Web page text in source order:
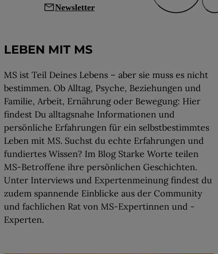
mailNewsletter
LEBEN MIT MS
MS ist Teil Deines Lebens – aber sie muss es nicht
bestimmen. Ob Alltag, Psyche, Beziehungen und
Familie, Arbeit, Ernährung oder Bewegung: Hier
findest Du alltagsnahe Informationen und
persönliche Erfahrungen für ein selbstbestimmtes
Leben mit MS. Suchst du echte Erfahrungen und
fundiertes Wissen? Im Blog Starke Worte teilen
MS-Betroffene ihre persönlichen Geschichten.
Unter Interviews und Expertenmeinung findest du
zudem spannende Einblicke aus der Community
und fachlichen Rat von MS-Expertinnen und -
Experten.